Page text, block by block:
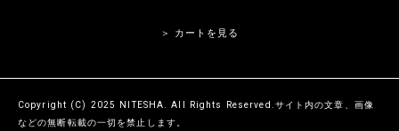
＞ カートを見る
Copyright (C) 2025 NITESHA. All Rights Reserved.サイト内の文章、画像
などの無断転載の一切を禁止します。